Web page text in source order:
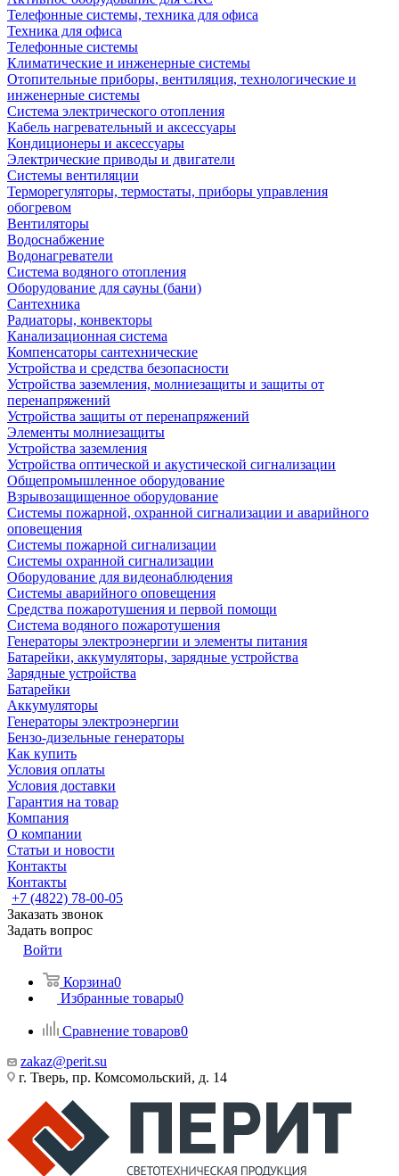
Телефонные системы, техника для офиса
Техника для офиса
Телефонные системы
Климатические и инженерные системы
Отопительные приборы, вентиляция, технологические и
инженерные системы
Система электрического отопления
Кабель нагревательный и аксессуары
Кондиционеры и аксессуары
Электрические приводы и двигатели
Системы вентиляции
Терморегуляторы, термостаты, приборы управления
обогревом
Вентиляторы
Водоснабжение
Водонагреватели
Система водяного отопления
Оборудование для сауны (бани)
Сантехника
Радиаторы, конвекторы
Канализационная система
Компенсаторы сантехнические
Устройства и средства безопасности
Устройства заземления, молниезащиты и защиты от
перенапряжений
Устройства защиты от перенапряжений
Элементы молниезащиты
Устройства заземления
Устройства оптической и акустической сигнализации
Общепромышленное оборудование
Взрывозащищенное оборудование
Системы пожарной, охранной сигнализации и аварийного
оповещения
Системы пожарной сигнализации
Системы охранной сигнализации
Оборудование для видеонаблюдения
Системы аварийного оповещения
Средства пожаротушения и первой помощи
Система водяного пожаротушения
Генераторы электроэнергии и элементы питания
Батарейки, аккумуляторы, зарядные устройства
Зарядные устройства
Батарейки
Аккумуляторы
Генераторы электроэнергии
Бензо-дизельные генераторы
Как купить
Условия оплаты
Условия доставки
Гарантия на товар
Компания
О компании
Статьи и новости
Контакты
Контакты
+7 (4822) 78-00-05
Заказать звонок
Задать вопрос
Войти
Корзина0
Избранные товары0
Сравнение товаров0
zakaz@perit.su
г. Тверь, пр. Комсомольский, д. 14